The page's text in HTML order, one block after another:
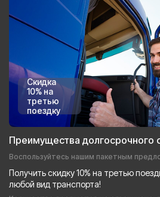
Скидка
10% на
третью
поездку
Преимущества долгосрочного
Воспользуйтесь нашим пакетным
Получить скидку 10% на третью
любой вид транспорта!